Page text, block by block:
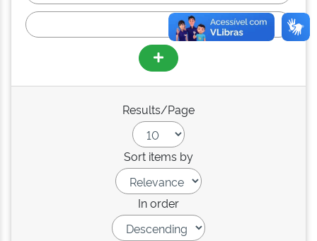
Results/Page
Sort items by
In order